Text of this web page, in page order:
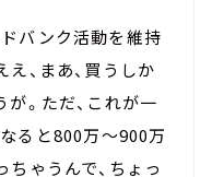
バンク活動を維持
、まあ、買うしか
が。ただ、これが一
ると800万～900万
ちゃうんで、ちょっ